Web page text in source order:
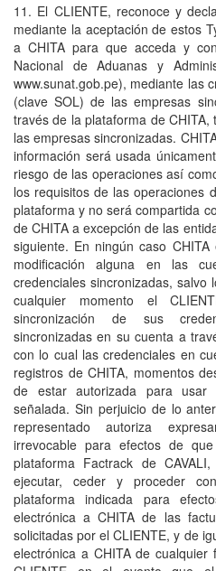
11. El CLIENTE, reconoce y
mediante la aceptación de estos
a CHITA para que acceda y
Nacional de Aduanas y
www.sunat.gob.pe), mediante las
(clave SOL) de las empresas
través de la plataforma de
las empresas sincronizadas.
información será usada
riesgo de las operaciones así
los requisitos de las operaciones
plataforma y no será compartida
de CHITA a excepción de las
siguiente. En ningún caso
modificación alguna en las
credenciales sincronizadas, salvo
cualquier momento el
sincronización de sus
sincronizadas en su cuenta a
con lo cual las credenciales en
registros de CHITA, momentos
de estar autorizada para
señalada. Sin perjuicio de lo
representado autoriza
irrevocable para efectos de
plataforma Factrack de
ejecutar, ceder y proceder
plataforma indicada para
electrónica a CHITA de las
solicitadas por el CLIENTE, y de
electrónica a CHITA de